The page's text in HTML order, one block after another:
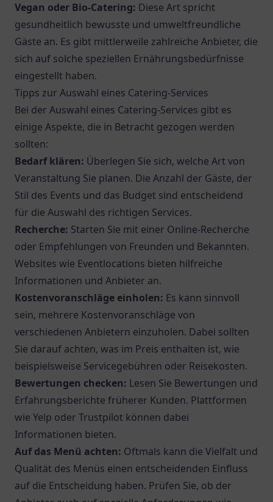
Vegan oder Bio-Catering: Diese Art spricht
gesundheitlich bewusste und umweltfreundliche
Gäste an. Es gibt mittlerweile zahlreiche Anbieter, die
sich auf solche speziellen Ernährungsbedürfnisse
eingestellt haben.
Tipps zur Auswahl eines Catering-Services
Bei der Auswahl eines Catering-Services gibt es
einige Aspekte, die in Betracht gezogen werden
sollten:
Bedarf klären: Überlegen Sie sich, welche Art von
Veranstaltung Sie planen. Die Anzahl der Gäste, der
Stil des Events und das Budget sind entscheidend
für die Auswahl des richtigen Services.
Recherche: Starten Sie mit einer Online-Recherche
oder Empfehlungen von Freunden und Bekannten.
Websites wie Eventlocations bieten hilfreiche
Informationen und Anbieter an.
Kostenvoranschläge einholen: Es kann sinnvoll
sein, mehrere Kostenvoranschläge von
verschiedenen Anbietern einzuholen. Dabei sollten
Sie darauf achten, was im Preis enthalten ist, wie
beispielsweise Servicegebühren oder Reisekosten.
Bewertungen checken: Lesen Sie Bewertungen und
Erfahrungsberichte früherer Kunden. Plattformen
wie Yelp oder Trustpilot können dabei
Informationen bieten.
Auf das Menü achten: Oftmals kann die Vielfalt und
Qualität des Menüs einen entscheidenden Einfluss
auf die Entscheidung haben. Prüfen Sie, ob der